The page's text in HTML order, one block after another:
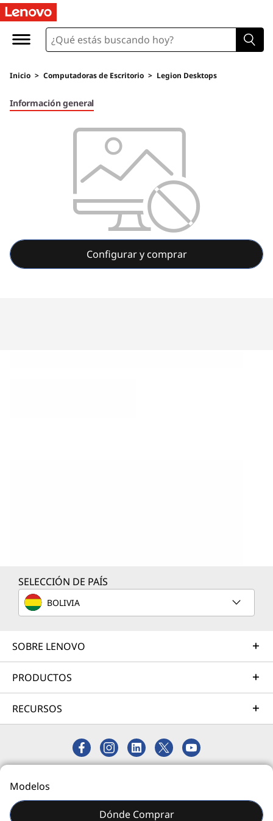
Inicio > Computadoras de Escritorio > Legion Desktops
Información general
Configurar y comprar
SELECCIÓN DE PAÍS
BOLIVIA
SOBRE LENOVO
PRODUCTOS
RECURSOS
Modelos
Dónde Comprar